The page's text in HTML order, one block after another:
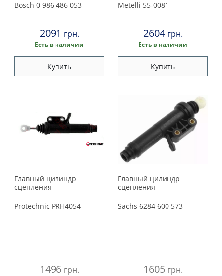
Bosch 0 986 486 053
2091 грн.
Есть в наличии
Купить
Metelli 55-0081
2604 грн.
Есть в наличии
Купить
Главный цилиндр
сцепления
Protechnic PRH4054
1496 грн.
Главный цилиндр
сцепления
Sachs 6284 600 573
1605 грн.